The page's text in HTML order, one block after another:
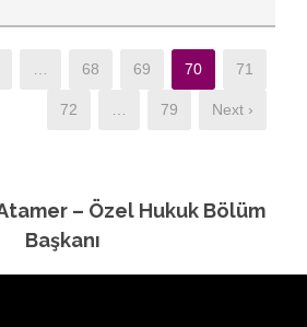
68 69 70 71
72 79 Next ›
– Özel Hukuk Bölüm
Başkanı